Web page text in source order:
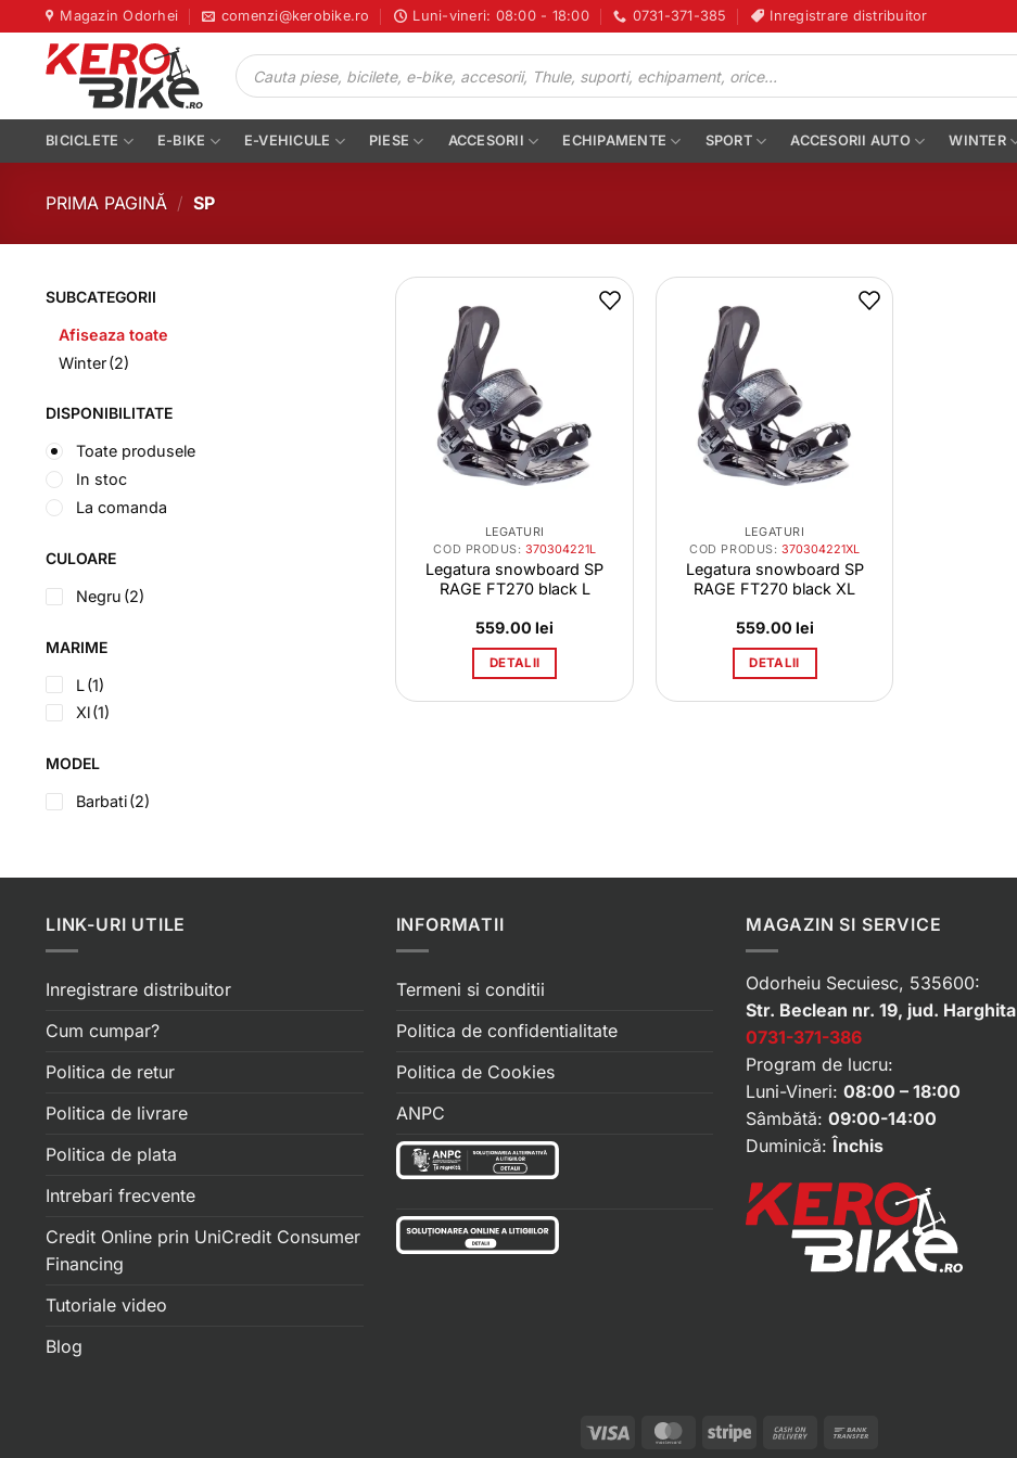
to
content
Magazin Odorhei comenzi@kerobike.ro Luni-vineri: 08:00 - 18:00 0731-371-385 Inregistrare distribuitor
Products
search
BICICLETE E-BIKE E-VEHICULE PIESE ACCESORII ECHIPAMENTE SPORT ACCESORII AUTO WINTER
PRIMA PAGINĂ / SP
SUBCATEGORII
Afiseaza toate
Winter(2)
DISPONIBILITATE
Toate produsele
In stoc
La comanda
CULOARE
Negru (2)
MARIME
L (1)
Xl(1)
MODEL
Barbati(2)
LEGATURI
COD PRODUS: 370304221L
Legatura snowboard SP
RAGE FT270 black L
559.00lei
DETALII
LEGATURI
COD PRODUS: 370304221XL
Legatura snowboard SP
RAGE FT270 black XL
559.00 lei
DETALII
LINK-URI UTILE
Inregistrare distribuitor
Cum cumpar?
Politica de retur
Politica de livrare
Politica de plata
Intrebari frecvente
Credit Online prin UniCredit Consumer
Financing
Tutoriale video
Blog
INFORMATII
Termeni si conditii
Politica de confidentialitate
Politica de Cookies
ANPC
MAGAZIN SI SERVICE
Odorheiu Secuiesc, 535600:
Str. Beclean nr. 19, jud. Harghita
0731-371-386
Program de lucru:
Luni-Vineri: 08:00 – 18:00
Sâmbătă: 09:00-14:00
Duminică: Închis
Visa MasterCard
Stripe
Cash